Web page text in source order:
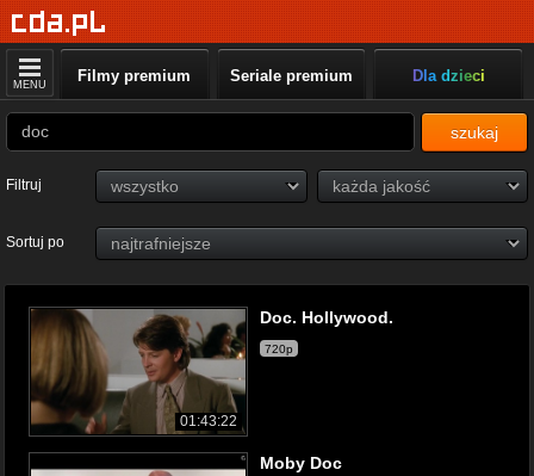
MENU Filmy premium Seriale premium Dla dzieci
szukaj
Filtruj
Sortuj po
01:43:22
Doc. Hollywood.
720p
Moby Doc